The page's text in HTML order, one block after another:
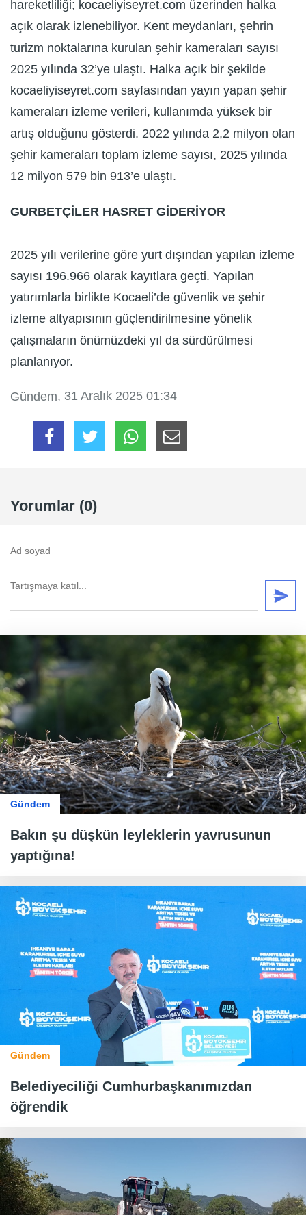
hareketliliği; kocaeliyiseyret.com üzerinden halka
açık olarak izlenebiliyor. Kent meydanları, şehrin
turizm noktalarına kurulan şehir kameraları sayısı
2025 yılında 32’ye ulaştı. Halka açık bir şekilde
kocaeliyiseyret.com sayfasından yayın yapan şehir
kameraları izleme verileri, kullanımda yüksek bir
artış olduğunu gösterdi. 2022 yılında 2,2 milyon olan
şehir kameraları toplam izleme sayısı, 2025 yılında
12 milyon 579 bin 913’e ulaştı.
GURBETÇİLER HASRET GİDERİYOR
2025 yılı verilerine göre yurt dışından yapılan izleme
sayısı 196.966 olarak kayıtlara geçti. Yapılan
yatırımlarla birlikte Kocaeli’de güvenlik ve şehir
izleme altyapısının güçlendirilmesine yönelik
çalışmaların önümüzdeki yıl da sürdürülmesi
planlanıyor.
Gündem, 31 Aralık 2025 01:34
Yorumlar (0)
Gündem
Bakın şu düşkün leyleklerin yavrusunun
yaptığına!
Gündem
Belediyeciliği Cumhurbaşkanımızdan
öğrendik